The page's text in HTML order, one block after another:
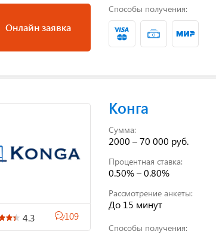
Онлайн заявка
Способы получения:
4.3 109
Конга
Сумма:
2000 – 70 000 руб.
Процентная ставка:
0.50% – 0.80%
Рассмотрение анкеты:
До 15 минут
Способы получения: